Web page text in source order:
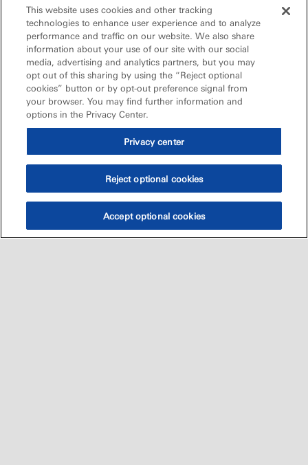
This website uses cookies and other tracking
technologies to enhance user experience and to analyze
performance and traffic on our website. We also share
information about your use of our site with our social
media, advertising and analytics partners, but you may
opt out of this sharing by using the “Reject optional
cookies” button or by opt-out preference signal from
your browser. You may find further information and
options in the Privacy Center.
Privacy center
Reject optional cookies
Accept optional cookies